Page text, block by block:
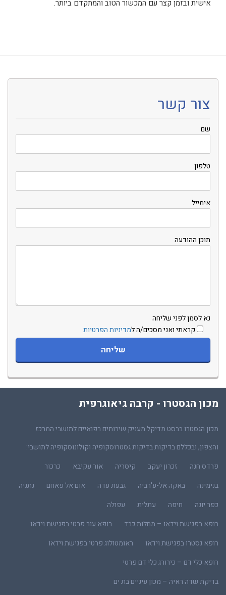
אישית ובזמן קצר עם המכשור הטוב והמתקדם ביותר.
צור קשר
שם
טלפון
אימייל
תוכן ההודעה
נא לסמן לפני שליחה
קראתי ואני מסכים/ה למדיניות הפרטיות
מכון הגסטרו - קרבה גיאוגרפית
מכון הגסטרו בבסט מדיקל מעניק שירותים רפואיים לתושבי המרכז
והצפון, ובכללם בדיקות בדיקות גסטרוסקופיה וקולונוסקופיה לתושבי:
פרדס חנה
זכרון יעקב קיסריה אור עקיבא
כרכור
בנימינה
באקה אל-ע'רביה גבעת עדה אום אל פאחם
נתניה
כפר יונה
חיפה עתלית
עפולה
רופא בפגישת וידאו – מחלות כבד
רופא עור פרטי בפגישת וידאו
רופא גסטרו בפגישת וידאו
ראומטולוג פרטי בפגישת וידאו
רופא כלי דם – כירורג כלי דם פרטי
בדיקת שדה ראיה – מכון עיניים בת ים